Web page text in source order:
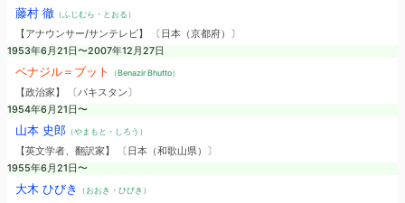
藤村 徹（ふじむら・とおる）
【アナウンサー/サンテレビ】 〔日本（京都府）〕
1953年6月21日〜2007年12月27日
ベナジル＝ブット （Benazir Bhutto）
【政治家】 〔パキスタン〕
1954年6月21日〜
山本 史郎（やまもと・しろう）
【英文学者、翻訳家】 〔日本（和歌山県）〕
1955年6月21日〜
大木 ひびき （おおき・ひびき）